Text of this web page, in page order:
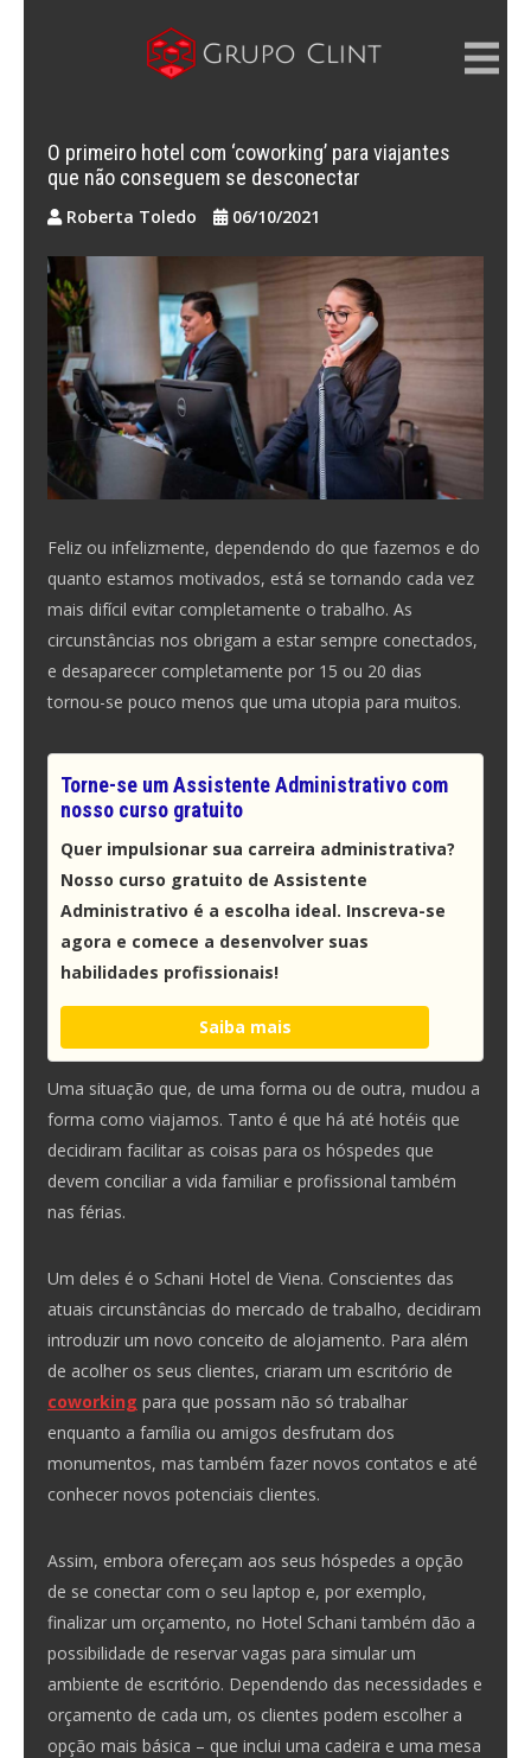
O primeiro hotel com ‘coworking’ para viajantes
que não conseguem se desconectar
Roberta Toledo 06/10/2021
Feliz ou infelizmente, dependendo do que fazemos e do
quanto estamos motivados, está se tornando cada vez
mais difícil evitar completamente o trabalho. As
circunstâncias nos obrigam a estar sempre conectados,
e desaparecer completamente por 15 ou 20 dias
tornou-se pouco menos que uma utopia para muitos.
Torne-se um Assistente Administrativo com
nosso curso gratuito
Quer impulsionar sua carreira administrativa?
Nosso curso gratuito de Assistente
Administrativo é a escolha ideal. Inscreva-se
agora e comece a desenvolver suas
habilidades profissionais!
Saiba mais
Uma situação que, de uma forma ou de outra, mudou a
forma como viajamos. Tanto é que há até hotéis que
decidiram facilitar as coisas para os hóspedes que
devem conciliar a vida familiar e profissional também
nas férias.
Um deles é o Schani Hotel de Viena. Conscientes das
atuais circunstâncias do mercado de trabalho, decidiram
introduzir um novo conceito de alojamento. Para além
de acolher os seus clientes, criaram um escritório de
coworking para que possam não só trabalhar
enquanto a família ou amigos desfrutam dos
monumentos, mas também fazer novos contatos e até
conhecer novos potenciais clientes.
Assim, embora ofereçam aos seus hóspedes a opção
de se conectar com o seu laptop e, por exemplo,
finalizar um orçamento, no Hotel Schani também dão a
possibilidade de reservar vagas para simular um
ambiente de escritório. Dependendo das necessidades e
orçamento de cada um, os clientes podem escolher a
opção mais básica – que inclui uma cadeira e uma mesa